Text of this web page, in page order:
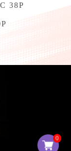
0
38P⁣